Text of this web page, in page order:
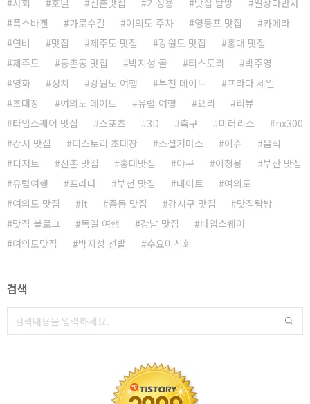
사회
호텔 신촌맛집 기성용 맛집 탐방
일상다반사
폭스바겐
가로수길 여의도 주차 영등포 맛집
카메라
연비
맛집 제주도 맛집 강원도 맛집
홍대 맛집
제주도
등촌동 맛집 박지성 골 티스토리
박주영
영화
정치 강원도 여행 부천 데이트
프라다 세일
초대장
여의도 데이트 유럽 여행 요리
리뷰
타임스퀘어 맛집
스포츠 3D 축구 미러리스
nx300
강서 맛집
티스토리 초대장 소셜커머스 이슈
음식
디저트
신촌 맛집 홍대맛집 야구 이청용
부산 맛집
유럽여행
프라다 부천 맛집 데이트
여의도
여의도 맛집
It 중동 맛집 강서구 맛집
맛집탐방
맛집 블로그
독일 여행 강남 맛집
타임스퀘어
여의도맛집
박지성 선발 수요미식회
검색